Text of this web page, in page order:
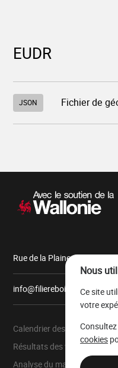
EUDR
Télécharger
leJSON Fichier de
Navigation
Rue de la Plaine, 9 6900
info@filiereboiswallonie.be
Calendrier des ventes
Résultats des ventes
Analyse du marché
Nous
Ce site
votre
cookies